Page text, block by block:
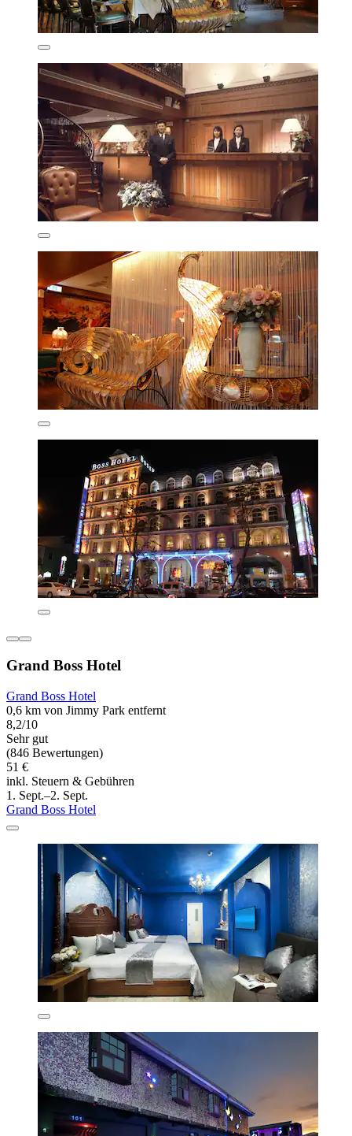
Grand Boss Hotel
Grand Boss Hotel
0,6 km von Jimmy Park entfernt
8,2/10
Sehr gut
(846 Bewertungen)
51 €
inkl. Steuern & Gebühren
1. Sept.–2. Sept.
Grand Boss Hotel